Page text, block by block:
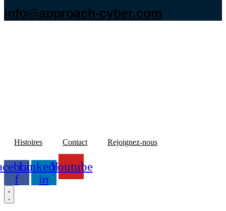
info@approach-cyber.com
Histoires Contact Rejoignez-nous
f
Linkedin-
in
Youtube